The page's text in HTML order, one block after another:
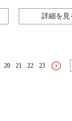
詳細を見
20 21 22 23